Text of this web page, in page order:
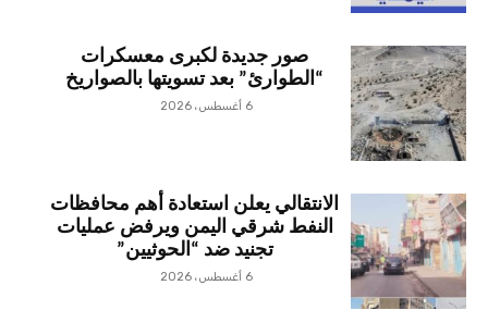
صور جديدة لكبرى معسكرات
“الطوارئ” بعد تسويتها بالصواريخ
6 أغسطس، 2026
الانتقالي يعلن استعادة أهم محافظات
النفط شرقي اليمن ويرفض عمليات
تجنيد ضد “الحوثيين”
6 أغسطس، 2026